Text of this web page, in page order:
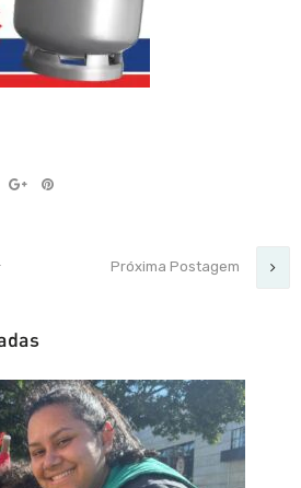
Próxima Postagem